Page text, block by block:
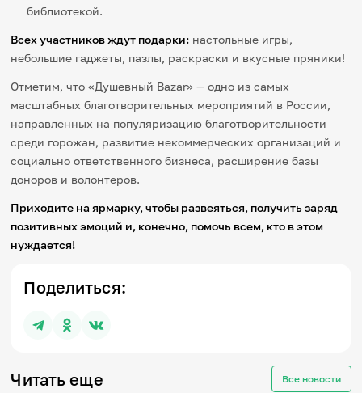
библиотекой.
Всех участников ждут подарки: настольные игры,
небольшие гаджеты, пазлы, раскраски и вкусные пряники!
Отметим, что «Душевный Ваzar» — одно из самых
масштабных благотворительных мероприятий в России,
направленных на популяризацию благотворительности
среди горожан, развитие некоммерческих организаций и
социально ответственного бизнеса, расширение базы
доноров и волонтеров.
Приходите на ярмарку, чтобы развеяться, получить заряд
позитивных эмоций и, конечно, помочь всем, кто в этом
нуждается!
Поделиться:
Читать еще Все новости